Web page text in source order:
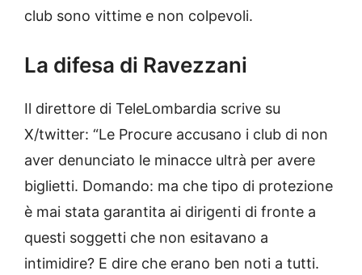
club sono vittime e non colpevoli.
La difesa di Ravezzani
Il direttore di TeleLombardia scrive su
X/twitter: “Le Procure accusano i club di non
aver denunciato le minacce ultrà per avere
biglietti. Domando: ma che tipo di protezione
è mai stata garantita ai dirigenti di fronte a
questi soggetti che non esitavano a
intimidire? E dire che erano ben noti a tutti.